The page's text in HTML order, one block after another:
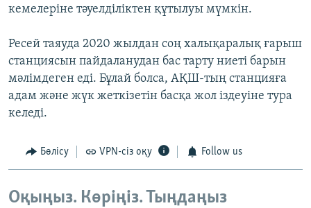
кемелеріне тәуелділіктен құтылуы мүмкін.
Ресей таяуда 2020 жылдан соң халықаралық ғарыш
станциясын пайдаланудан бас тарту ниеті барын
мәлімдеген еді. Бұлай болса, АҚШ-тың станцияға
адам және жүк жеткізетін басқа жол іздеуіне тура
келеді.
Бөлісу VPN-сіз оқу Follow us
Оқыңыз. Көріңіз. Тыңдаңыз